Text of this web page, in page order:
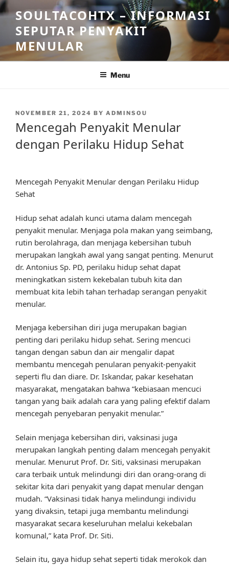
Skip
to
content
SOULTACOHTX – INFORMASI
SEPUTAR PENYAKIT
MENULAR
Menu
POSTED
NOVEMBER 21, 2024 BY ADMINSOU
Mencegah Penyakit Menular
dengan Perilaku Hidup Sehat
Mencegah Penyakit Menular dengan Perilaku Hidup
Sehat
Hidup sehat adalah kunci utama dalam mencegah
penyakit menular. Menjaga pola makan yang seimbang,
rutin berolahraga, dan menjaga kebersihan tubuh
merupakan langkah awal yang sangat penting. Menurut
dr. Antonius Sp. PD, perilaku hidup sehat dapat
meningkatkan sistem kekebalan tubuh kita dan
membuat kita lebih tahan terhadap serangan penyakit
menular.
Menjaga kebersihan diri juga merupakan bagian
penting dari perilaku hidup sehat. Sering mencuci
tangan dengan sabun dan air mengalir dapat
membantu mencegah penularan penyakit-penyakit
seperti flu dan diare. Dr. Iskandar, pakar kesehatan
masyarakat, mengatakan bahwa “kebiasaan mencuci
tangan yang baik adalah cara yang paling efektif dalam
mencegah penyebaran penyakit menular.”
Selain menjaga kebersihan diri, vaksinasi juga
merupakan langkah penting dalam mencegah penyakit
menular. Menurut Prof. Dr. Siti, vaksinasi merupakan
cara terbaik untuk melindungi diri dan orang-orang di
sekitar kita dari penyakit yang dapat menular dengan
mudah. “Vaksinasi tidak hanya melindungi individu
yang divaksin, tetapi juga membantu melindungi
masyarakat secara keseluruhan melalui kekebalan
komunal,” kata Prof. Dr. Siti.
Selain itu, gaya hidup sehat seperti tidak merokok dan